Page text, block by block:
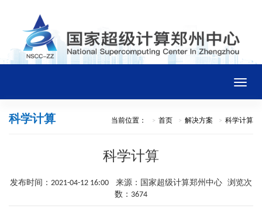
Toggle
首页
科学计算 当前位置： 首页 解决方案 科学计算
科学计算
发布时间：2021-04-12 16:00 来源：国家超级计算郑州中心 浏览次
数：3674